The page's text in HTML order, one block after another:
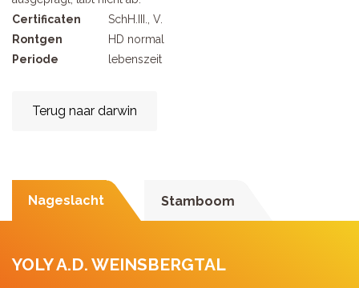
Certificaten
SchH.III., V.
Rontgen
HD normal
Periode
lebenszeit
Terug naar darwin
Nageslacht Stamboom
YOLY A.D. WEINSBERGTAL